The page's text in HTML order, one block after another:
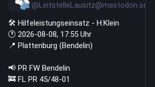
@LeitstelleLausitz@mastodon.social
🛠️ Hilfeleistungseinsatz - H:Klein
🕐 2026-08-08, 17:55 Uhr
📍 Plattenburg (Bendelin)
📢 PR FW Bendelin
🚒 FL PR 45/48-01